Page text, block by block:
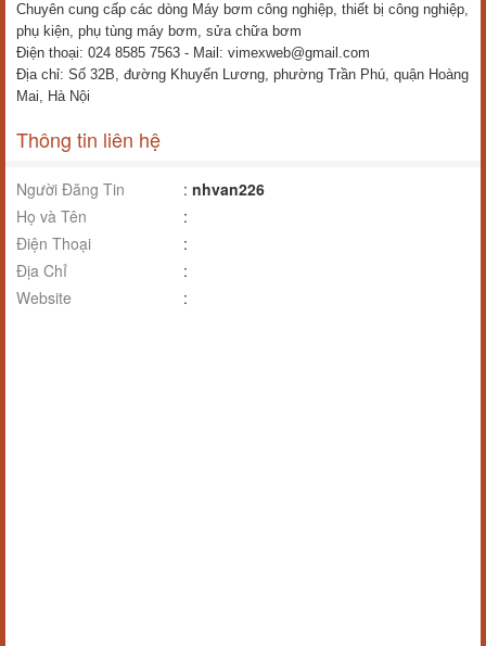
Chuyên cung cấp các dòng Máy bơm công nghiệp, thiết bị công nghiệp,
phụ kiện, phụ tùng máy bơm, sửa chữa bơm
Điện thoại: 024 8585 7563 - Mail: vimexweb@gmail.com
Địa chỉ: Số 32B, đường Khuyến Lương, phường Trần Phú, quận Hoàng
Mai, Hà Nội
Thông tin liên hệ
Người Đăng Tin : nhvan226
Họ và Tên
:
Điện Thoại
:
Địa Chỉ
:
Website
: